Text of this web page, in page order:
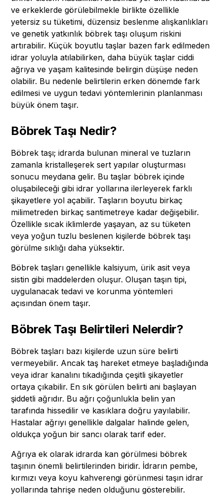
ve erkeklerde görülebilmekle birlikte özellikle
yetersiz su tüketimi, düzensiz beslenme alışkanlıkları
ve genetik yatkınlık böbrek taşı oluşum riskini
artırabilir. Küçük boyutlu taşlar bazen fark edilmeden
idrar yoluyla atılabilirken, daha büyük taşlar ciddi
ağrıya ve yaşam kalitesinde belirgin düşüşe neden
olabilir. Bu nedenle belirtilerin erken dönemde fark
edilmesi ve uygun tedavi yöntemlerinin planlanması
büyük önem taşır.
Böbrek Taşı Nedir?
Böbrek taşı; idrarda bulunan mineral ve tuzların
zamanla kristalleşerek sert yapılar oluşturması
sonucu meydana gelir. Bu taşlar böbrek içinde
oluşabileceği gibi idrar yollarına ilerleyerek farklı
şikayetlere yol açabilir. Taşların boyutu birkaç
milimetreden birkaç santimetreye kadar değişebilir.
Özellikle sıcak iklimlerde yaşayan, az su tüketen
veya yoğun tuzlu beslenen kişilerde böbrek taşı
görülme sıklığı daha yüksektir.
Böbrek taşları genellikle kalsiyum, ürik asit veya
sistin gibi maddelerden oluşur. Oluşan taşın tipi,
uygulanacak tedavi ve korunma yöntemleri
açısından önem taşır.
Böbrek Taşı Belirtileri Nelerdir?
Böbrek taşları bazı kişilerde uzun süre belirti
vermeyebilir. Ancak taş hareket etmeye başladığında
veya idrar kanalını tıkadığında çeşitli şikayetler
ortaya çıkabilir. En sık görülen belirti ani başlayan
şiddetli ağrıdır. Bu ağrı çoğunlukla belin yan
tarafında hissedilir ve kasıklara doğru yayılabilir.
Hastalar ağrıyı genellikle dalgalar halinde gelen,
oldukça yoğun bir sancı olarak tarif eder.
Ağrıya ek olarak idrarda kan görülmesi böbrek
taşının önemli belirtilerinden biridir. İdrarın pembe,
kırmızı veya koyu kahverengi görünmesi taşın idrar
yollarında tahrişe neden olduğunu gösterebilir.